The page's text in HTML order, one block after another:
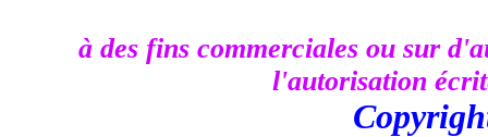
à des fins commerciales ou sur
l'autorisation